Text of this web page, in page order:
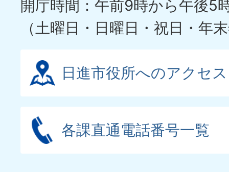
開庁時間：午前9時から午後5
（土曜日・日曜日・祝日・年
日進市役所へのアクセス
各課直通電話番号一覧